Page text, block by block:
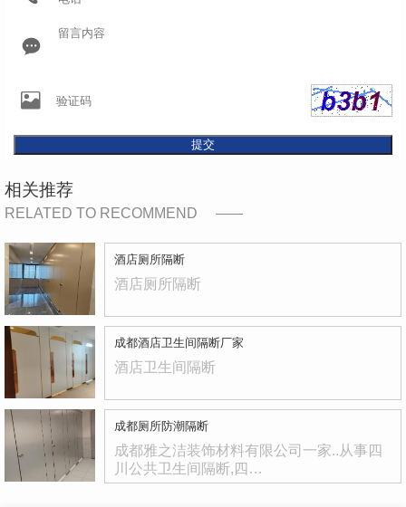
提交
相关推荐
RELATED TO RECOMMEND
酒店厕所隔断
酒店厕所隔断
成都酒店卫生间隔断厂家
酒店卫生间隔断
成都厕所防潮隔断
成都雅之洁装饰材料有限公司一家..从事四
川公共卫生间隔断,四…